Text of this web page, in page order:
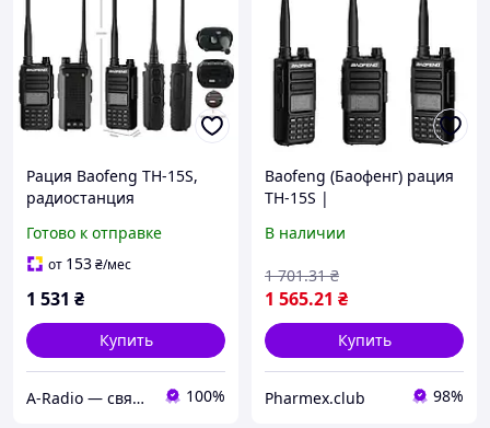
Рация Baofeng TH-15S,
радиостанция
Готово к отправке
от 153₴/мес
1 531 ₴
Купить
A-Radio — связь, радио, электроника 100%
Baofeng (Баофенг) рация
TH-15S |
| 999 каналов 5 Вт USB
В наличии
1 565.21 ₴
1 701.31 ₴
Купить
Pharmex.club 98%